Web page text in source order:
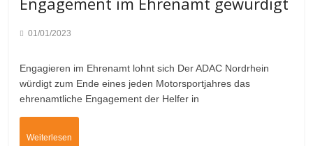
01/01/2023
Engagieren im Ehrenamt lohnt sich Der ADAC Nordrhein
würdigt zum Ende eines jeden Motorsportjahres das
ehrenamtliche Engagement der Helfer in
Weiterlesen